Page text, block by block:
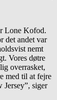
Lone Kofod.
det andet var
nemt
Vores døtre
overrasket,
med til at fejre
Jersey”, siger